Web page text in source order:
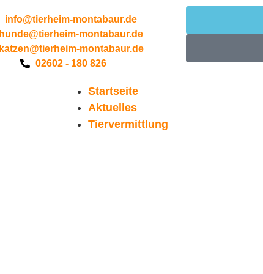
info@tierheim-montabaur.de
hunde@tierheim-montabaur.de
katzen@tierheim-montabaur.de
02602 - 180 826
Startseite
Aktuelles
Tiervermittlung